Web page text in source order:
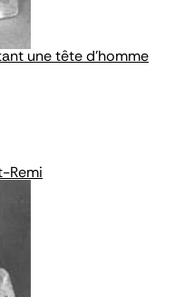
une tête d'homme
Remi